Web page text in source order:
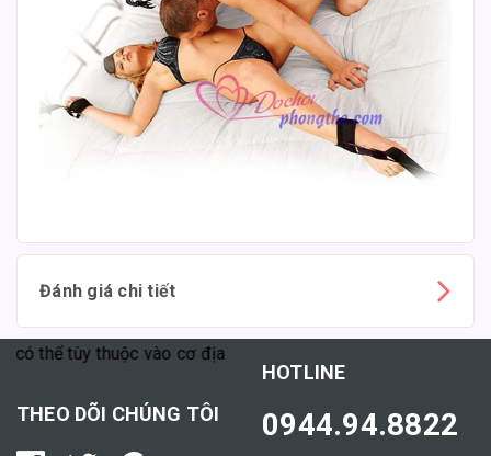
Đánh giá chi tiết
tùy thuộc vào cơ địa mỗi người."
THEO DÕI CHÚNG TÔI
HOTLINE
0944.94.8822